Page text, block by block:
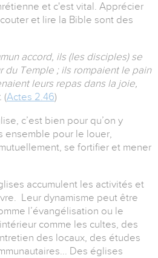
et c'est vital. Apprécier
et lire la Bible sont des
accord, ils (les disciples) se
du Temple ; ils rompaient le pain
leurs repas dans la joie,
(Actes 2.46)
c’est bien pour qu’on y
ensemble pour le louer,
se fortifier et mener
accumulent les activités et
Leur dynamisme peut être
l’évangélisation ou le
comme les cultes, des
des locaux, des études
Des églises